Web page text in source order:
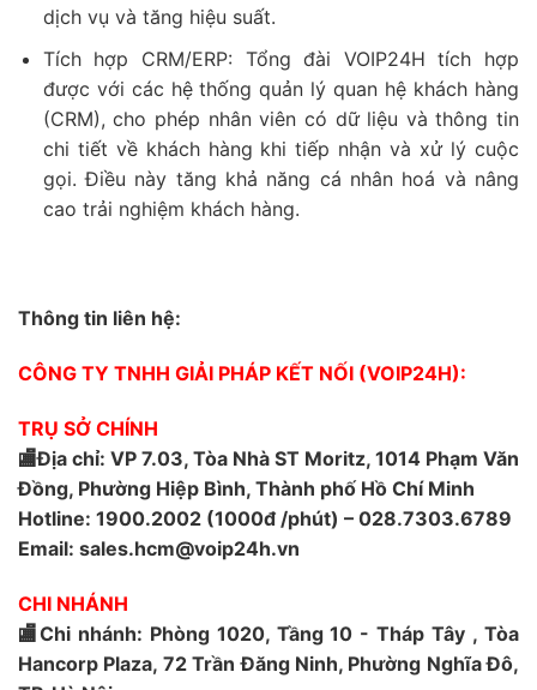
dịch vụ và tăng hiệu suất.
Tích hợp CRM/ERP: Tổng đài VOIP24H tích hợp
được với các hệ thống quản lý quan hệ khách hàng
(CRM), cho phép nhân viên có dữ liệu và thông tin
chi tiết về khách hàng khi tiếp nhận và xử lý cuộc
gọi. Điều này tăng khả năng cá nhân hoá và nâng
cao trải nghiệm khách hàng.
Thông tin liên hệ:
CÔNG TY TNHH GIẢI PHÁP KẾT NỐI (VOIP24H):
TRỤ SỞ CHÍNH
🏬Địa chỉ: VP 7.03, Tòa Nhà ST Moritz, 1014 Phạm Văn
Đồng, Phường Hiệp Bình, Thành phố Hồ Chí Minh
Hotline: 1900.2002 (1000đ /phút) – 028.7303.6789
Email: sales.hcm@voip24h.vn
CHI NHÁNH
🏬Chi nhánh: Phòng 1020, Tầng 10 - Tháp Tây , Tòa
Hancorp Plaza, 72 Trần Đăng Ninh, Phường Nghĩa Đô,